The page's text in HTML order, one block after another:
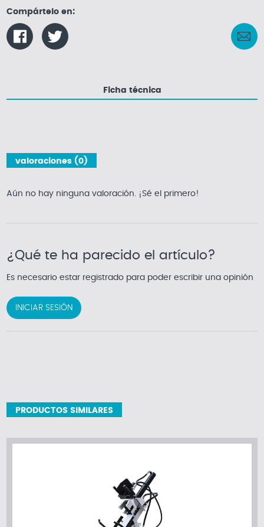
Compártelo en:
Ficha técnica
valoraciones (0)
Aún no hay ninguna valoración. ¡Sé el primero!
¿Qué te ha parecido el artículo?
Es necesario estar registrado para poder escribir una opinión
INICIAR SESIÓN
PRODUCTOS SIMILARES